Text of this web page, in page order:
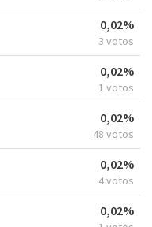
0,02%
3 votos
0,02%
1 votos
0,02%
48 votos
0,02%
4 votos
0,02%